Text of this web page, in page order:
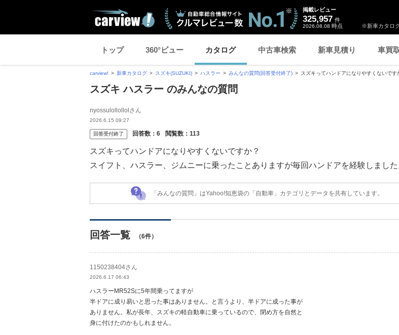
※新車カタロ
掲載レビュー
325,957 件
2026.08.08 時点
トップ 360°ビュー カタログ 中古車検索 新車見積り 車買
carview! 新車カタログ スズキ(SUZUKI) ハスラー みんなの質問(回答受付終了) スズキってハンドアになりやすくないです
スズキ ハスラー のみんなの質問
nyossulollollolさん
2026.6.15 09:27
回答受付終了 回答数： 6 閲覧数： 113
スズキってハンドアになりやすくないですか？
スイフト、ハスラー、ジムニーに乗ったことありますが毎回ハンドアを経験しました
「みんなの質問」はYahoo!知恵袋の「自動車」カテゴリとデータを共有しています。
回答一覧 （6件）
1150238404さん
2026.6.17 06:43
ハスラーMR52Sに5年間乗ってますが
半ドアに成り易いと思った事はありません。と言うより、半ドアに成った事が
ありません。私が長年、スズキの軽自動車に乗っているので、閉め方を自然と
身に付けたのかもしれません。